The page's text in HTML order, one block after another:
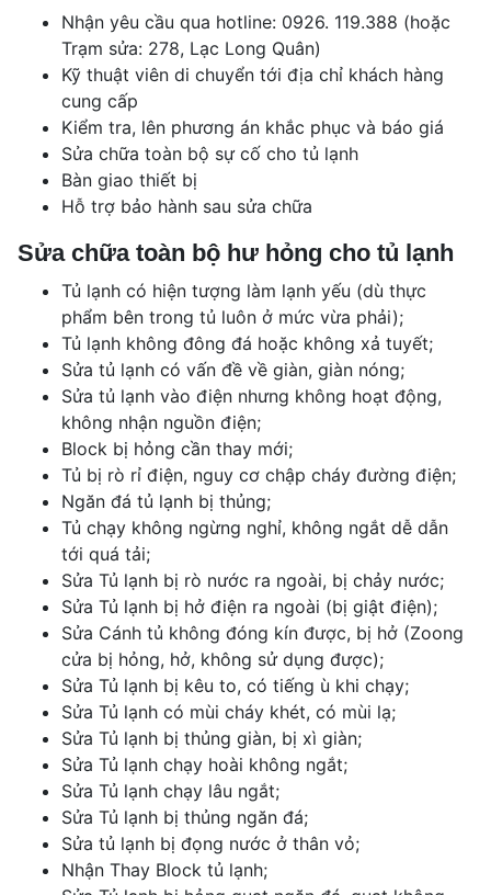
Nhận yêu cầu qua hotline: 0926. 119.388 (hoặc
Trạm sửa: 278, Lạc Long Quân)
Kỹ thuật viên di chuyển tới địa chỉ khách hàng
cung cấp
Kiểm tra, lên phương án khắc phục và báo giá
Sửa chữa toàn bộ sự cố cho tủ lạnh
Bàn giao thiết bị
Hỗ trợ bảo hành sau sửa chữa
Sửa chữa toàn bộ hư hỏng cho tủ lạnh
Tủ lạnh có hiện tượng làm lạnh yếu (dù thực
phẩm bên trong tủ luôn ở mức vừa phải);
Tủ lạnh không đông đá hoặc không xả tuyết;
Sửa tủ lạnh có vấn đề về giàn, giàn nóng;
Sửa tủ lạnh vào điện nhưng không hoạt động,
không nhận nguồn điện;
Block bị hỏng cần thay mới;
Tủ bị rò rỉ điện, nguy cơ chập cháy đường điện;
Ngăn đá tủ lạnh bị thủng;
Tủ chạy không ngừng nghỉ, không ngắt dễ dẫn
tới quá tải;
Sửa Tủ lạnh bị rò nước ra ngoài, bị chảy nước;
Sửa Tủ lạnh bị hở điện ra ngoài (bị giật điện);
Sửa Cánh tủ không đóng kín được, bị hở (Zoong
cửa bị hỏng, hở, không sử dụng được);
Sửa Tủ lạnh bị kêu to, có tiếng ù khi chạy;
Sửa Tủ lạnh có mùi cháy khét, có mùi lạ;
Sửa Tủ lạnh bị thủng giàn, bị xì giàn;
Sửa Tủ lạnh chạy hoài không ngắt;
Sửa Tủ lạnh chạy lâu ngắt;
Sửa Tủ lạnh bị thủng ngăn đá;
Sửa tủ lạnh bị đọng nước ở thân vỏ;
Nhận Thay Block tủ lạnh;